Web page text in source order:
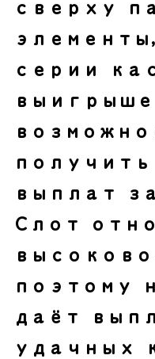
сверху
серии
выплат
Слот
поэтому
даёт
удачных